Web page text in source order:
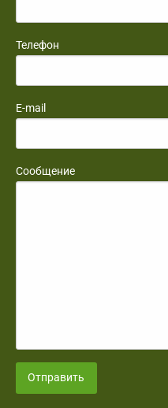
Телефон
E-mail
Сообщение
Отправить